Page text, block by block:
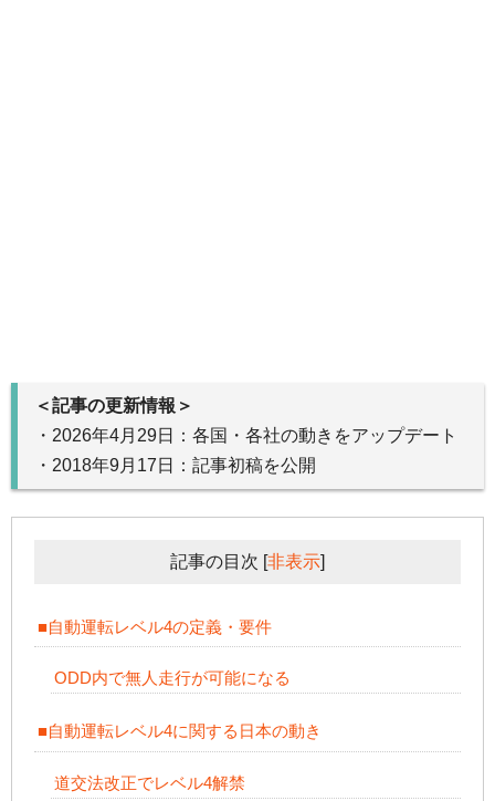
＜記事の更新情報＞
・2026年4月29日：各国・各社の動きをアップデート
・2018年9月17日：記事初稿を公開
記事の目次 [非表示]
■自動運転レベル4の定義・要件
ODD内で無人走行が可能になる
■自動運転レベル4に関する日本の動き
道交法改正でレベル4解禁